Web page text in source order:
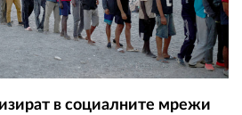
в социалните мрежи